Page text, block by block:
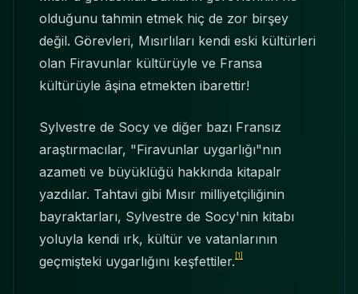
olduğunu tahmin etmek hiç de zor birşey
değil. Görevleri, Mısırlıları kendi eski kültürleri
olan Firavunlar kültürüyle ve Fransa
kültürüyle âşina etmekten ibarettir!
Sylvestre de Socy ve diğer bazı Fransız
araştırmacılar, "Firavunlar uygarlığı"nın
azameti ve büyüklüğü hakkında kitapalr
yazdılar. Tahtavi gibi Mısır milliyetçiliğinin
bayraktarları, Sylvestre de Socy'nin kitabı
yoluyla kendi ırk, kültür ve vatanlarının
geçmişteki uygarlığını keşfettiler. [1]